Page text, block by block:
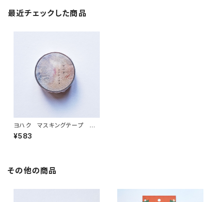
最近チェックした商品
ヨハク マスキングテープ ヨ
アケノウタ Y-097
¥583
その他の商品